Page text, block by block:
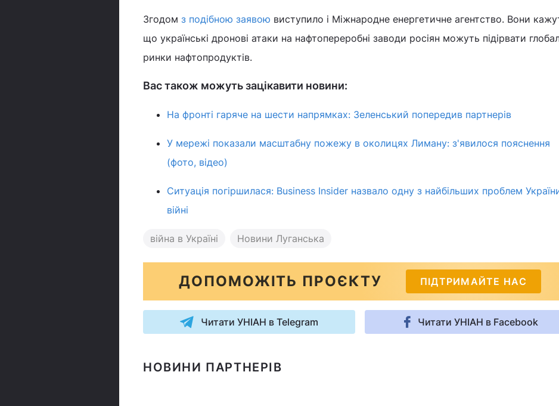
Згодом з подібною заявою виступило і Міжнародне енергетичне агентство. Вони
що українські дронові атаки на нафтопереробні заводи росіян можуть підірвати
ринки нафтопродуктів.
Вас також можуть зацікавити новини:
На фронті гаряче на шести напрямках: Зеленський попередив партнерів
У мережі показали масштабну пожежу в околицях Лиману: з'явилося пояснення
(фото, відео)
Ситуація погіршилася: Business Insider назвало одну з найбільших проблем
війні
війна в Україні Новини Луганська
ДОПОМОЖІТЬ ПРОЄКТУ ПІДТРИМАЙТЕ НАС
Читати УНІАН в Telegram Читати УНІАН в Facebook
НОВИНИ ПАРТНЕРІВ